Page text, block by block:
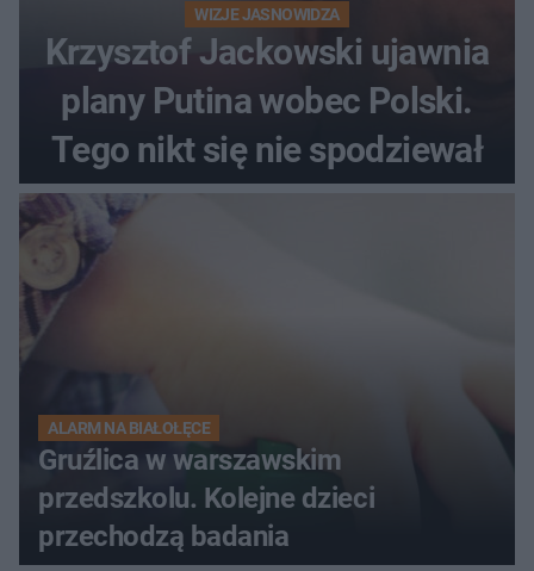
WIZJE JASNOWIDZA
Krzysztof Jackowski ujawnia
plany Putina wobec Polski.
Tego nikt się nie spodziewał
ALARM NA BIAŁOŁĘCE
Gruźlica w warszawskim
przedszkolu. Kolejne dzieci
przechodzą badania